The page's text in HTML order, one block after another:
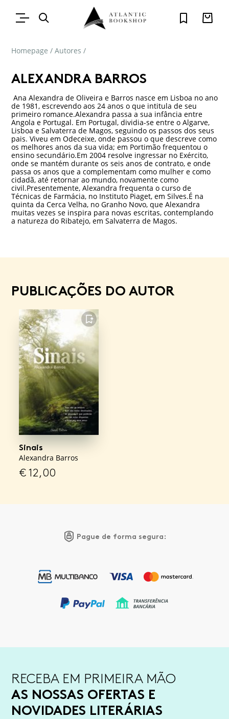
Homepage / Autores /
ALEXANDRA BARROS
Ana Alexandra de Oliveira e Barros nasce em Lisboa no ano
de 1981, escrevendo aos 24 anos o que intitula de seu
primeiro romance.Alexandra passa a sua infância entre
Angola e Portugal. Em Portugal, dividia-se entre o Algarve,
Lisboa e Salvaterra de Magos, seguindo os passos dos seus
pais. Viveu em Odeceixe, onde passou o que descreve como
os melhores anos da sua vida; em Portimão frequentou o
ensino secundário.Em 2004 resolve ingressar no Exército,
onde se mantém durante os seis anos de contrato, e onde
passa os anos que a complementam como mulher e como
cidadã, até retornar ao mundo, novamente como
civil.Presentemente, Alexandra frequenta o curso de
Técnicas de Farmácia, no Instituto Piaget, em Silves.É na
quinta da Cerca Velha, no Granho Novo, que Alexandra
muitas vezes se inspira para novas escritas, contemplando
a natureza do Ribatejo, em Salvaterra de Magos.
PUBLICAÇÕES DO AUTOR
FAVORITO
Sinais
Alexandra Barros
€12,00
Pague de forma segura:
RECEBA EM PRIMEIRA MÃO
AS NOSSAS OFERTAS E
NOVIDADES LITERÁRIAS